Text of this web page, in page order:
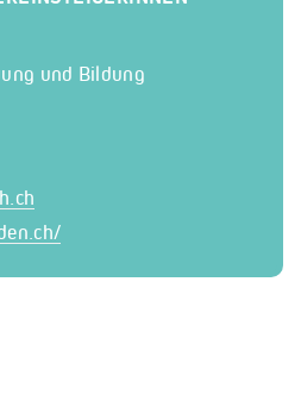
und Bildung